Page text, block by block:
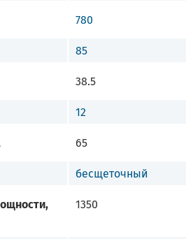
780
85
38.5
12
65
бесщеточный
1350